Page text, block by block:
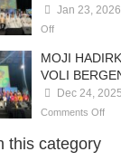
Jan 23, 2026
Off
MOJI
VOLI
Dec 24, 2025
Comments Off
this category